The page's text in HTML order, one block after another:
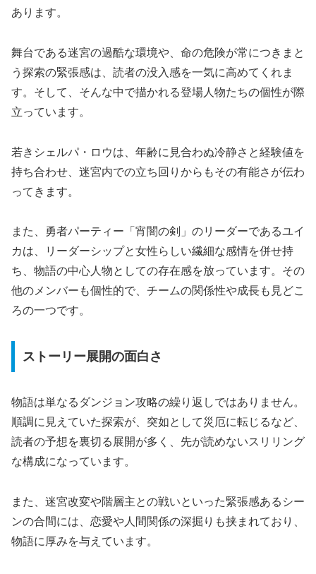
あります。
舞台である迷宮の過酷な環境や、命の危険が常につきまと
う探索の緊張感は、読者の没入感を一気に高めてくれま
す。そして、そんな中で描かれる登場人物たちの個性が際
立っています。
若きシェルパ・ロウは、年齢に見合わぬ冷静さと経験値を
持ち合わせ、迷宮内での立ち回りからもその有能さが伝わ
ってきます。
また、勇者パーティー「宵闇の剣」のリーダーであるユイ
カは、リーダーシップと女性らしい繊細な感情を併せ持
ち、物語の中心人物としての存在感を放っています。その
他のメンバーも個性的で、チームの関係性や成長も見どこ
ろの一つです。
ストーリー展開の面白さ
物語は単なるダンジョン攻略の繰り返しではありません。
順調に見えていた探索が、突如として災厄に転じるなど、
読者の予想を裏切る展開が多く、先が読めないスリリング
な構成になっています。
また、迷宮改変や階層主との戦いといった緊張感あるシー
ンの合間には、恋愛や人間関係の深掘りも挟まれており、
物語に厚みを与えています。